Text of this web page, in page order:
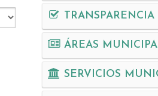
TRANSPARENCIA
ÁREAS
SERVICIOS